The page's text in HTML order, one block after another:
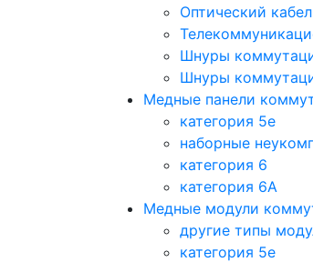
Оптический
Шнуры
Шнуры
Медные панели
категория 5e
наборные
категория 6
категория 6A
Медные модули
другие типы
категория 5е